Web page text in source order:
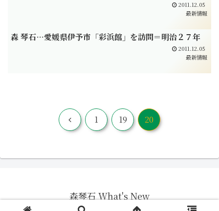
2011.12.05
最新情報
森 琴石…愛媛県伊予市「彩浜館」を訪問＝明治２７年
2011.12.05
最新情報
前
1 19 20
森琴石 What's New